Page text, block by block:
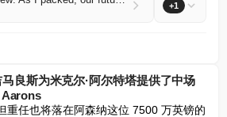
+1
良斯为米克尔·阿尔特塔提供了中场
Aarons
重任也将落在阿森纳这位 7500 万英镑的